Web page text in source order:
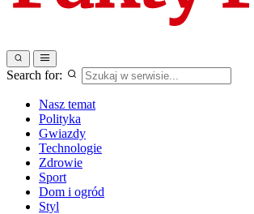
Search for:
Nasz temat
Polityka
Gwiazdy
Technologie
Zdrowie
Sport
Dom i ogród
Styl